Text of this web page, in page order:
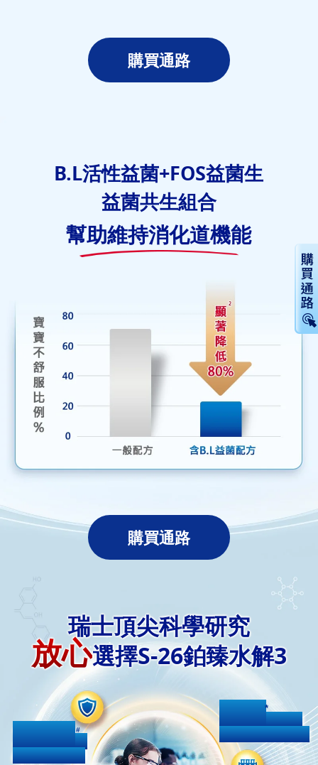
購買通路
B.L活性益菌+FOS益菌生
益菌共生組合
幫助維持消化道機能
購買通路
瑞士頂尖科學研究
放心選擇S-26鉑臻水解3
瑞士頂尖科學研究
放心選擇S-26鉑臻水解3
1200#
道
產品品質檢測
1200道
產品品質檢測
161*
項專利
嬰幼兒配方技術
161項專利
嬰幼兒配方技術